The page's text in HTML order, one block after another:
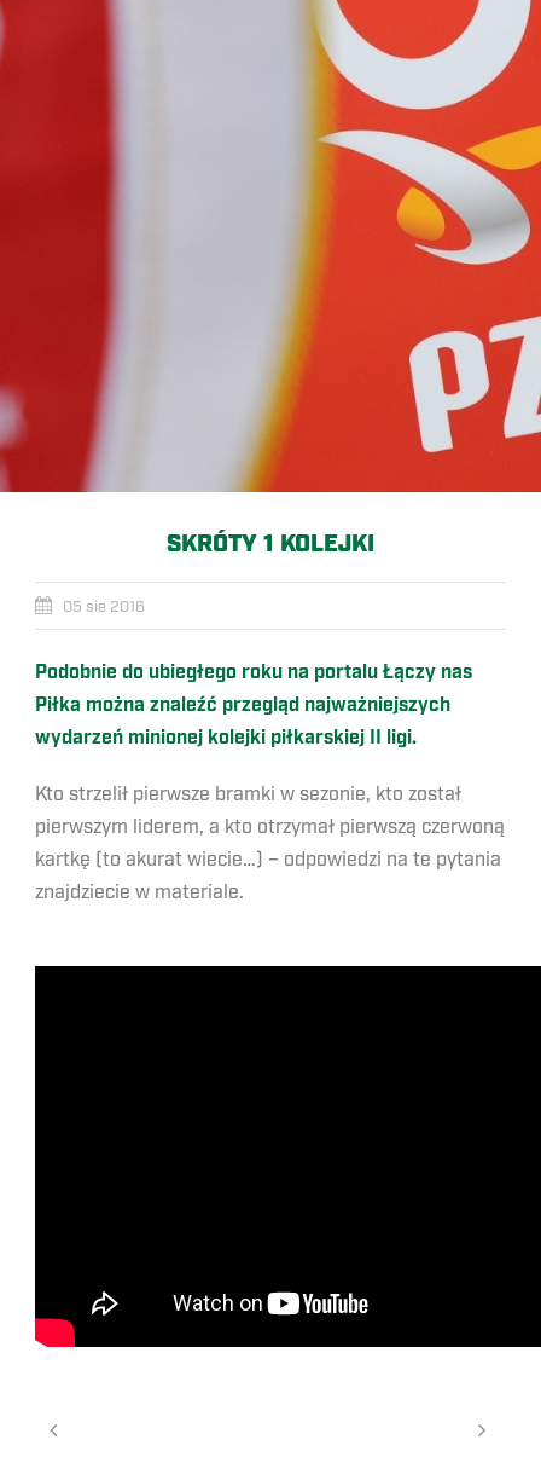
SKRÓTY 1 KOLEJKI
05 sie 2016
Podobnie do ubiegłego roku na portalu Łączy nas
Piłka można znaleźć przegląd najważniejszych
wydarzeń minionej kolejki piłkarskiej II ligi.
Kto strzelił pierwsze bramki w sezonie, kto został
pierwszym liderem, a kto otrzymał pierwszą czerwoną
kartkę (to akurat wiecie…) – odpowiedzi na te pytania
znajdziecie w materiale.